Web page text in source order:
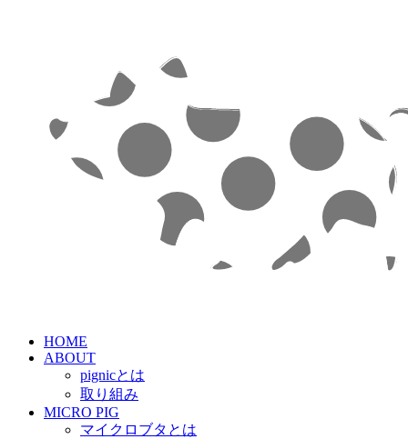
HOME
ABOUT
pignicとは
取り組み
MICRO PIG
マイクロブタとは